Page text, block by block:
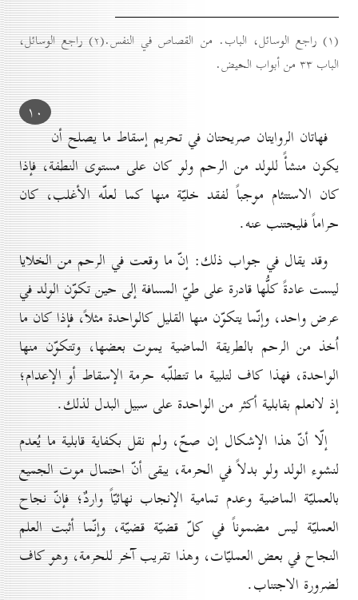
(۱) راجع الوسائل، الباب. من القصاص في النفس.(۲) راجع الوسائل،
الباب ۳۳ من أبواب الحيض.
۱٠
فهاتان الروايتان صريحتان في تحريم إسقاط ما يصلح أن
يكون منشأً للولد من الرحم ولو كان على مستوى النطفة، فإذا
كان الاستتئام موجباً لفقد خليّة منها كما لعلّه الأغلب، كان
حراماً فليجتنب عنه.
وقد يقال في جواب ذلك: إنّ ما وقعت في الرحم من الخلايا
ليست عادةً كلُّها قادرة على طيّ المسافة إلى حين تكوّن الولد في
عرض واحد، وإنّما يتكوّن منها القليل كالواحدة مثلاً، فإذا كان ما
اُخذ من الرحم بالطريقة الماضية يموت بعضها، وتتكوّن منها
الواحدة، فهذا كاف لتلبية ما تتطلّبه حرمة الإسقاط أو الإعدام؛
إذ لانعلم بقابلية أكثر من الواحدة على سبيل البدل لذلك.
إلّا أنّ هذا الإشكال إن صحّ، ولم نقل بكفاية قابلية ما يُعدم
لنشوء الولد ولو بدلاً في الحرمة، يبقى أنّ احتمال موت الجميع
بالعمليّة الماضية وعدم تمامية الإنجاب نهائيّاً واردٌ؛ فإنّ نجاح
العمليّة ليس مضموناً في كلّ قضيّة قضيّة، وإنّما أثبت العلم
النجاح في بعض العمليّات، وهذا تقريب آخر للحرمة، وهو كاف
لضرورة الاجتناب.